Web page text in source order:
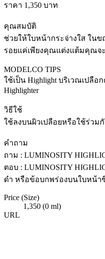
ราคา 1,350 บาท
คุณสมบัติ
ช่วยให้ใบหน้ากระจ่างใส ใน
รอยแค่เพียงคุณแต่งแต้มคุณจ
MODELCO TIPS
ใช้เป็น Highlight บริเวณเปลื
Highlighter
วิธีใช้
ใช้ลงบนผิวเปลือยหรือใช้ร่วม
คำถาม
ถาม : LUMINOSITY
ตอบ : LUMINOSITY
ดำ หรือข้อบกพร่องบนใบหน้า
Price (Size)
1,350 (0 ml)
URL